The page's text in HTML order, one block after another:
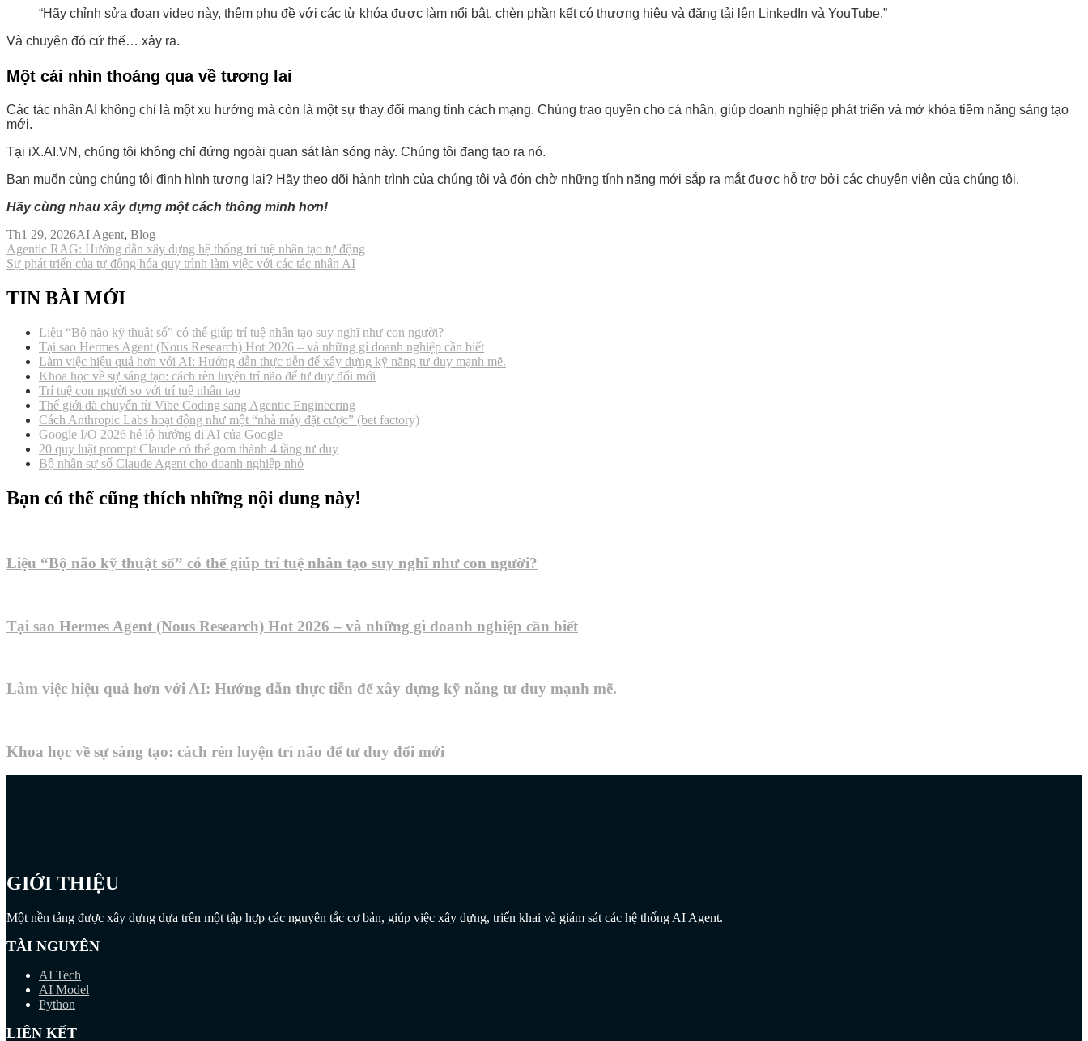
“Hãy chỉnh sửa đoạn video này, thêm phụ đề với các từ khóa được làm nổi bật, chèn phần kết có thương hiệu và đăng tải lên LinkedIn và YouTube.”
Và chuyện đó cứ thế… xảy ra.
Một cái nhìn thoáng qua về tương lai
Các tác nhân AI không chỉ là một xu hướng mà còn là một sự thay đổi mang tính cách mạng. Chúng trao quyền cho cá nhân, giúp doanh nghiệp phát triển và mở khóa tiềm năng sáng tạo
mới.
Tại iX.AI.VN, chúng tôi không chỉ đứng ngoài quan sát làn sóng này. Chúng tôi đang tạo ra nó.
Bạn muốn cùng chúng tôi định hình tương lai? Hãy theo dõi hành trình của chúng tôi và đón chờ những tính năng mới sắp ra mắt được hỗ trợ bởi các chuyên viên của chúng tôi.
Hãy cùng nhau xây dựng một cách thông minh hơn!
Th1 29, 2026AI Agent, Blog
Điều
hướng
bài
Agentic RAG: Hướng dẫn xây dựng hệ thống trí tuệ nhân tạo tự động
Sự phát triển của tự động hóa quy trình làm việc với các tác nhân AI
TIN BÀI MỚI
Liệu “Bộ não kỹ thuật số” có thể giúp trí tuệ nhân tạo suy nghĩ như con người?
Tại sao Hermes Agent (Nous Research) Hot 2026 – và những gì doanh nghiệp cần biết
Làm việc hiệu quả hơn với AI: Hướng dẫn thực tiễn để xây dựng kỹ năng tư duy mạnh mẽ.
Khoa học về sự sáng tạo: cách rèn luyện trí não để tư duy đổi mới
Trí tuệ con người so với trí tuệ nhân tạo
Thế giới đã chuyển từ Vibe Coding sang Agentic Engineering
Cách Anthropic Labs hoạt động như một “nhà máy đặt cược” (bet factory)
Google I/O 2026 hé lộ hướng đi AI của Google
20 quy luật prompt Claude có thể gom thành 4 tầng tư duy
Bộ nhân sự số Claude Agent cho doanh nghiệp nhỏ
Bạn có thể cũng thích những nội dung này!
Liệu “Bộ não kỹ thuật số” có thể giúp trí tuệ nhân tạo suy nghĩ như con người?
Tại sao Hermes Agent (Nous Research) Hot 2026 – và những gì doanh nghiệp cần biết
Làm việc hiệu quả hơn với AI: Hướng dẫn thực tiễn để xây dựng kỹ năng tư duy mạnh mẽ.
Khoa học về sự sáng tạo: cách rèn luyện trí não để tư duy đổi mới
GIỚI THIỆU
Một nền tảng được xây dựng dựa trên một tập hợp các nguyên tắc cơ bản, giúp việc xây dựng, triển khai và giám sát các hệ thống AI Agent.
TÀI NGUYÊN
AI Tech
AI Model
Python
LIÊN KẾT